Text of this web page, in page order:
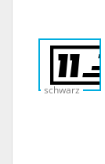
schwarz